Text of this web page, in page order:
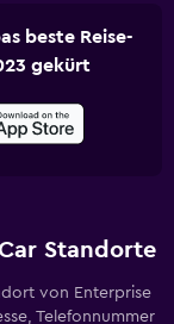
beste Reise-
gekürt
Standorte
von Enterprise
Telefonnummer